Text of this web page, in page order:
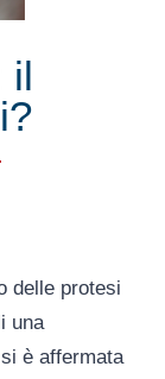
il
delle protesi
una
è affermata